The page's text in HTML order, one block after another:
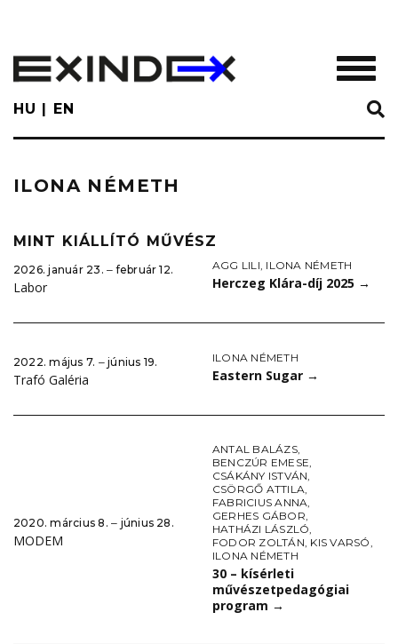
main
content
HU EN
ILONA NÉMETH
MINT KIÁLLÍTÓ MŰVÉSZ
2026. január 23. ‒ február 12.
Labor
AGG LILI, ILONA NÉMETH
Herczeg Klára-díj 2025 →
2022. május 7. ‒ június 19.
Trafó Galéria
ILONA NÉMETH
Eastern Sugar →
2020. március 8. ‒ június 28.
MODEM
ANTAL BALÁZS,
BENCZÚR EMESE,
CSÁKÁNY ISTVÁN,
CSÖRGŐ ATTILA,
FABRICIUS ANNA,
GERHES GÁBOR,
HATHÁZI LÁSZLÓ,
FODOR ZOLTÁN, KIS VARSÓ,
ILONA NÉMETH
30 – kísérleti
művészetpedagógiai
program →